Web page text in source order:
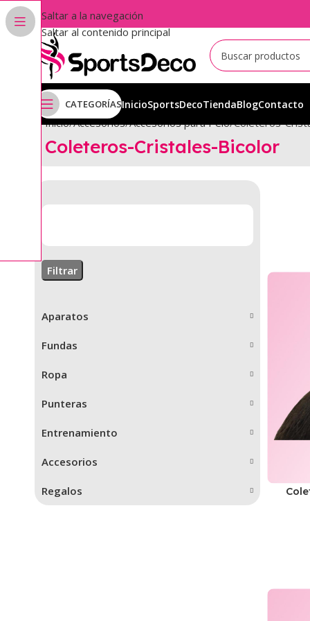
Saltar a la navegación
Saltar al contenido principal
CATEGORÍASInicioSportsDecoTiendaBlogContacto
Inicio Accesorios Accesorios para Pelo Coleteros-
Coleteros-Cristales-Bicolor
Filtrar
Aparatos
Fundas
Ropa
Punteras
Entrenamiento
Accesorios
Regalos